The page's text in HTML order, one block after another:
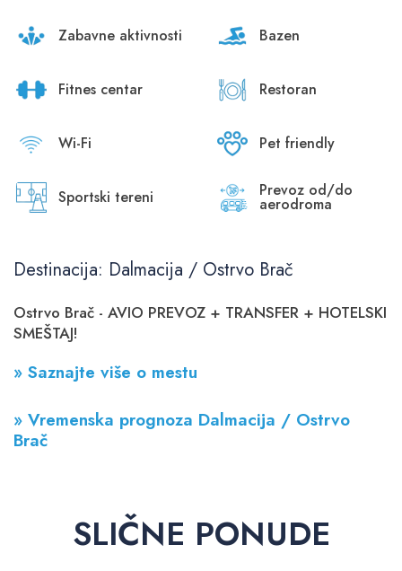
Zabavne aktivnosti Bazen
Fitnes centar Restoran
Wi-Fi Pet friendly
Sportski tereni Prevoz od/do
aerodroma
Destinacija: Dalmacija / Ostrvo Brač
Ostrvo Brač - AVIO PREVOZ + TRANSFER + HOTELSKI
SMEŠTAJ!
» Saznajte više o mestu
» Vremenska prognoza Dalmacija / Ostrvo
Brač
SLIČNE PONUDE